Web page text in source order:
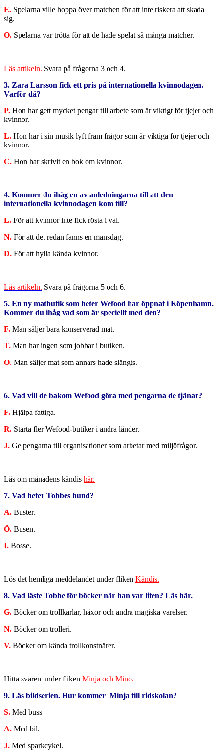
E. Spelarna ville hoppa över matchen för att inte riskera att skada
sig.
O. Spelarna var trötta för att de hade spelat så många matcher.
Läs artikeln. Svara på frågorna 3 och 4.
3. Zara Larsson fick ett pris på internationella kvinnodagen.
Varför då?
P. Hon har gett mycket pengar till arbete som är viktigt för tjejer och
kvinnor.
L. Hon har i sin musik lyft fram frågor som är viktiga för tjejer och
kvinnor.
C. Hon har skrivit en bok om kvinnor.
4. Kommer du ihåg en av anledningarna till att den
internationella kvinnodagen kom till?
L. För att kvinnor inte fick rösta i val.
N. För att det redan fanns en mansdag.
D. För att hylla kända kvinnor.
Läs artikeln. Svara på frågorna 5 och 6.
5. En ny matbutik som heter Wefood har öppnat i Köpenhamn.
Kommer du ihåg vad som är speciellt med den?
F. Man säljer bara konserverad mat.
T. Man har ingen som jobbar i butiken.
O. Man säljer mat som annars hade slängts.
6. Vad vill de bakom Wefood göra med pengarna de tjänar?
F. Hjälpa fattiga.
R. Starta fler Wefood-butiker i andra länder.
J. Ge pengarna till organisationer som arbetar med miljöfrågor.
Läs om månadens kändis här.
7. Vad heter Tobbes hund?
A. Buster.
Ö. Busen.
I. Bosse.
Lös det hemliga meddelandet under fliken Kändis.
8. Vad läste Tobbe för böcker när han var liten? Läs här.
G. Böcker om trollkarlar, häxor och andra magiska varelser.
N. Böcker om trolleri.
V. Böcker om kända trollkonstnärer.
Hitta svaren under fliken Minja och Mino.
9. Läs bildserien. Hur kommer Minja till ridskolan?
S. Med buss
A. Med bil.
J. Med sparkcykel.